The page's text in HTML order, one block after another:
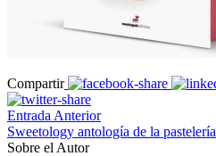
Compartir
Entrada Anterior
Sweetology antología de la pastelería
Sobre el Autor